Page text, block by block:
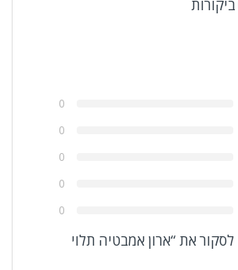
0
0
0
0
0
את “ארון אמבטיה תלוי